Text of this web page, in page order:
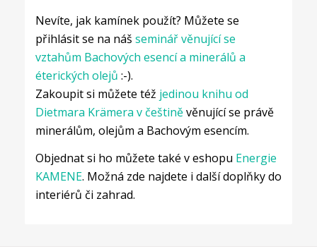
Nevíte, jak kamínek použít? Můžete se
přihlásit se na náš seminář věnující se
vztahům Bachových esencí a minerálů a
éterických olejů :-).
Zakoupit si můžete též jedinou knihu od
Dietmara Krämera v češtiněvěnující se právě
minerálům, olejům a Bachovým esencím.
Objednat si ho můžete také v eshopu Energie
KAMENE. Možná zde najdete i další doplňky do
interiérů či zahrad.